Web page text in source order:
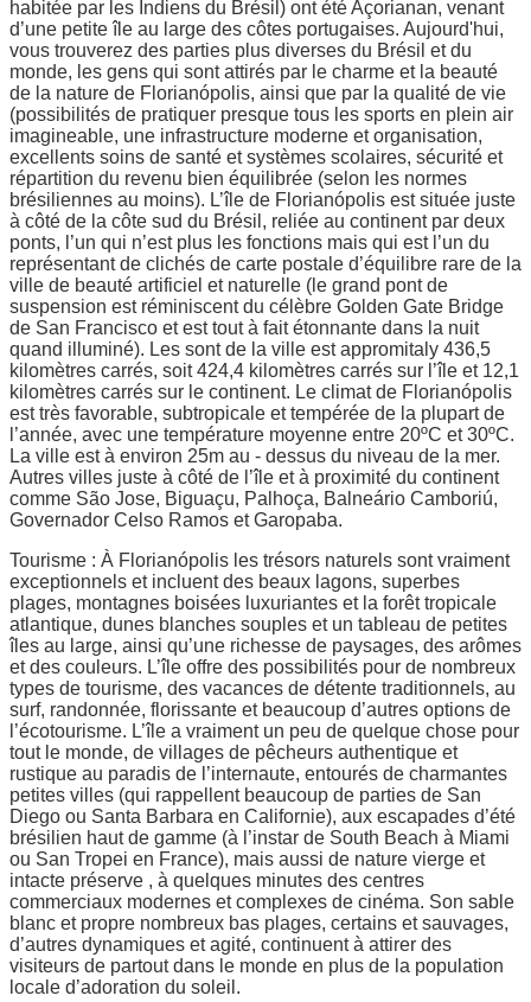
habitée par les Indiens du Brésil) ont été Açorianan, venant
d’une petite île au large des côtes portugaises. Aujourd'hui,
vous trouverez des parties plus diverses du Brésil et du
monde, les gens qui sont attirés par le charme et la beauté
de la nature de Florianópolis, ainsi que par la qualité de vie
(possibilités de pratiquer presque tous les sports en plein air
imagineable, une infrastructure moderne et organisation,
excellents soins de santé et systèmes scolaires, sécurité et
répartition du revenu bien équilibrée (selon les normes
brésiliennes au moins). L’île de Florianópolis est située juste
à côté de la côte sud du Brésil, reliée au continent par deux
ponts, l’un qui n’est plus les fonctions mais qui est l’un du
représentant de clichés de carte postale d’équilibre rare de la
ville de beauté artificiel et naturelle (le grand pont de
suspension est réminiscent du célèbre Golden Gate Bridge
de San Francisco et est tout à fait étonnante dans la nuit
quand illuminé). Les sont de la ville est appromitaly 436,5
kilomètres carrés, soit 424,4 kilomètres carrés sur l’île et 12,1
kilomètres carrés sur le continent. Le climat de Florianópolis
est très favorable, subtropicale et tempérée de la plupart de
l’année, avec une température moyenne entre 20ºC et 30ºC.
La ville est à environ 25m au - dessus du niveau de la mer.
Autres villes juste à côté de l’île et à proximité du continent
comme São Jose, Biguaçu, Palhoça, Balneário Camboriú,
Governador Celso Ramos et Garopaba.
Tourisme : À Florianópolis les trésors naturels sont vraiment
exceptionnels et incluent des beaux lagons, superbes
plages, montagnes boisées luxuriantes et la forêt tropicale
atlantique, dunes blanches souples et un tableau de petites
îles au large, ainsi qu’une richesse de paysages, des arômes
et des couleurs. L’île offre des possibilités pour de nombreux
types de tourisme, des vacances de détente traditionnels, au
surf, randonnée, florissante et beaucoup d’autres options de
l’écotourisme. L’île a vraiment un peu de quelque chose pour
tout le monde, de villages de pêcheurs authentique et
rustique au paradis de l’internaute, entourés de charmantes
petites villes (qui rappellent beaucoup de parties de San
Diego ou Santa Barbara en Californie), aux escapades d’été
brésilien haut de gamme (à l’instar de South Beach à Miami
ou San Tropei en France), mais aussi de nature vierge et
intacte préserve , à quelques minutes des centres
commerciaux modernes et complexes de cinéma. Son sable
blanc et propre nombreux bas plages, certains et sauvages,
d’autres dynamiques et agité, continuent à attirer des
visiteurs de partout dans le monde en plus de la population
locale d’adoration du soleil.